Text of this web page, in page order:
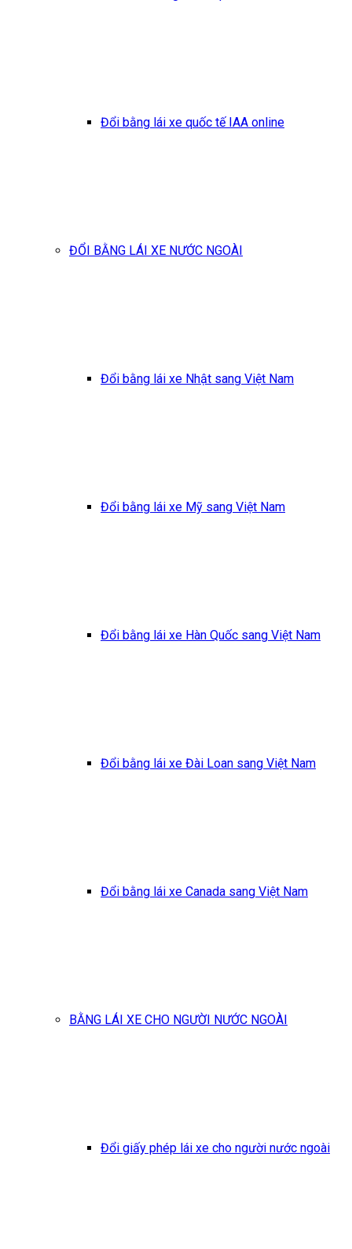
Đổi bằng lái xe quốc tế IAA online
ĐỔI BẰNG LÁI XE NƯỚC NGOÀI
Đổi bằng lái xe Nhật sang Việt Nam
Đổi bằng lái xe Mỹ sang Việt Nam
Đổi bằng lái xe Hàn Quốc sang Việt Nam
Đổi bằng lái xe Đài Loan sang Việt Nam
Đổi bằng lái xe Canada sang Việt Nam
BẰNG LÁI XE CHO NGƯỜI NƯỚC NGOÀI
Đổi giấy phép lái xe cho người nước ngoài